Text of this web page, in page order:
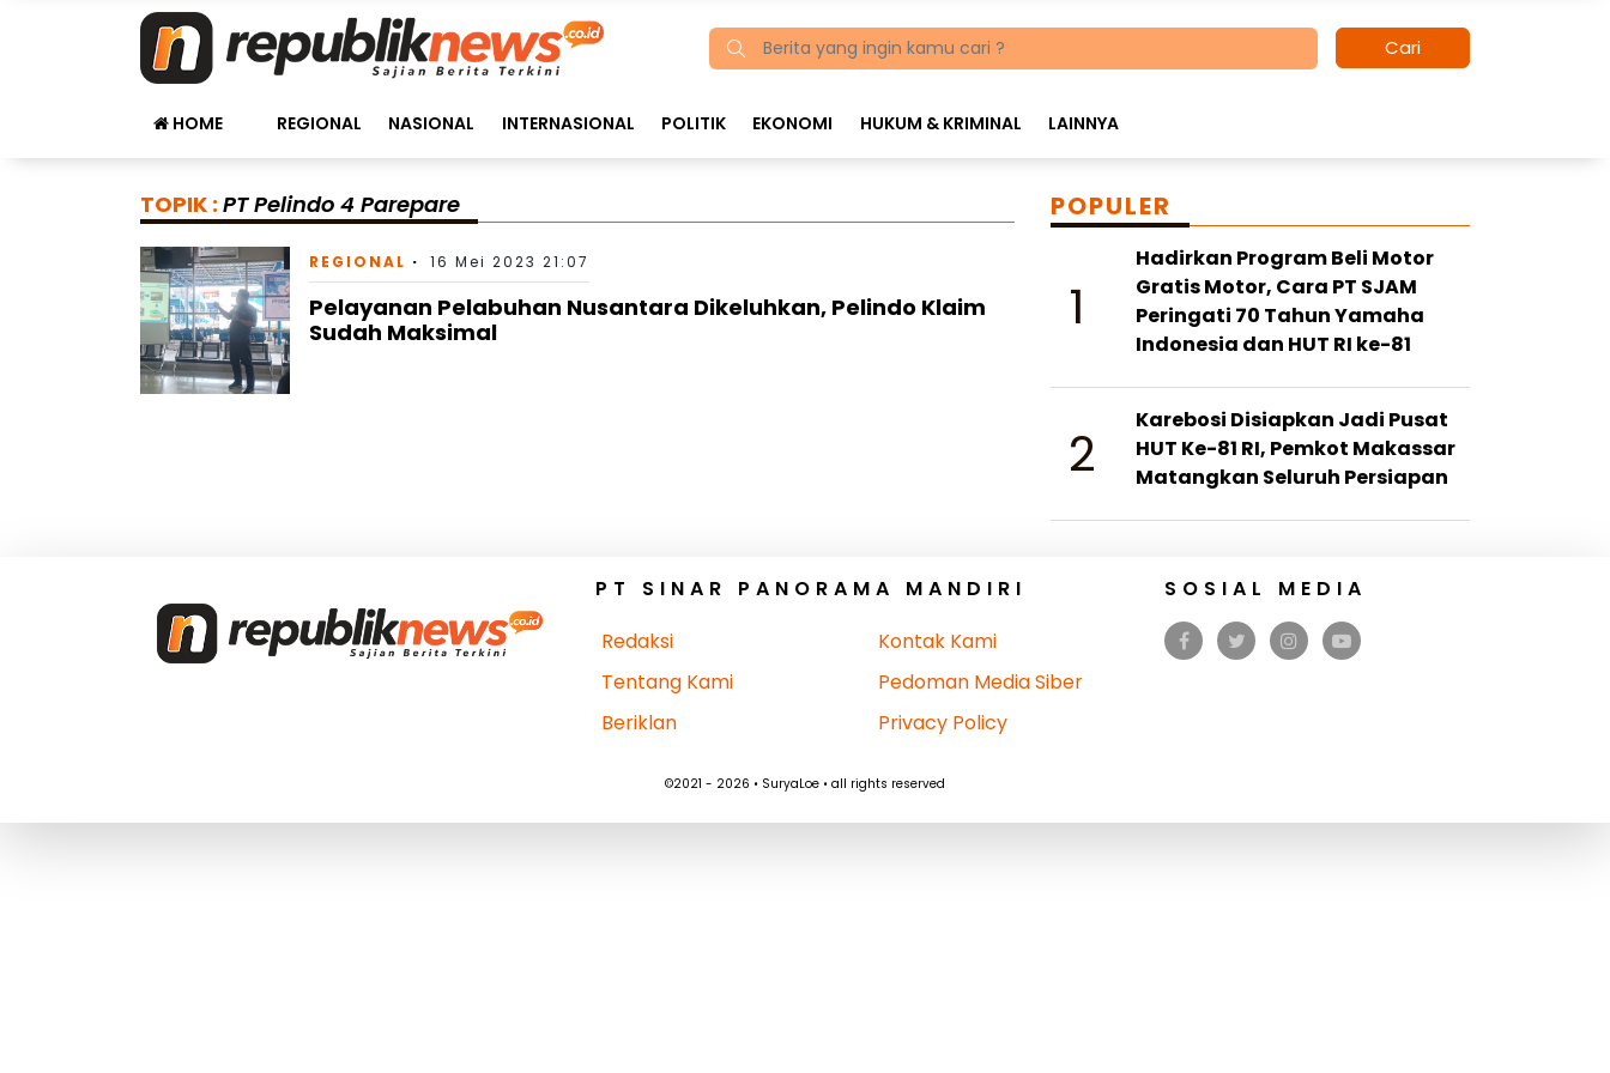
Cari
HOME REGIONAL NASIONAL INTERNASIONAL POLITIK EKONOMI HUKUM & KRIMINAL LAINNYA
TOPIK : PT Pelindo 4 Parepare
REGIONAL 16 Mei 2023 21:07
Pelayanan Pelabuhan Nusantara Dikeluhkan, Pelindo Klaim
Sudah Maksimal
POPULER
1
Hadirkan Program Beli Motor
Gratis Motor, Cara PT SJAM
Peringati 70 Tahun Yamaha
Indonesia dan HUT RI ke-81
2
Karebosi Disiapkan Jadi Pusat
HUT Ke-81 RI, Pemkot Makassar
Matangkan Seluruh Persiapan
PT SINAR PANORAMA MANDIRI
Redaksi
Tentang Kami
Beriklan
Kontak Kami
Pedoman Media Siber
Privacy Policy
SOSIAL MEDIA
©2021 - 2026 • SuryaLoe • all rights reserved